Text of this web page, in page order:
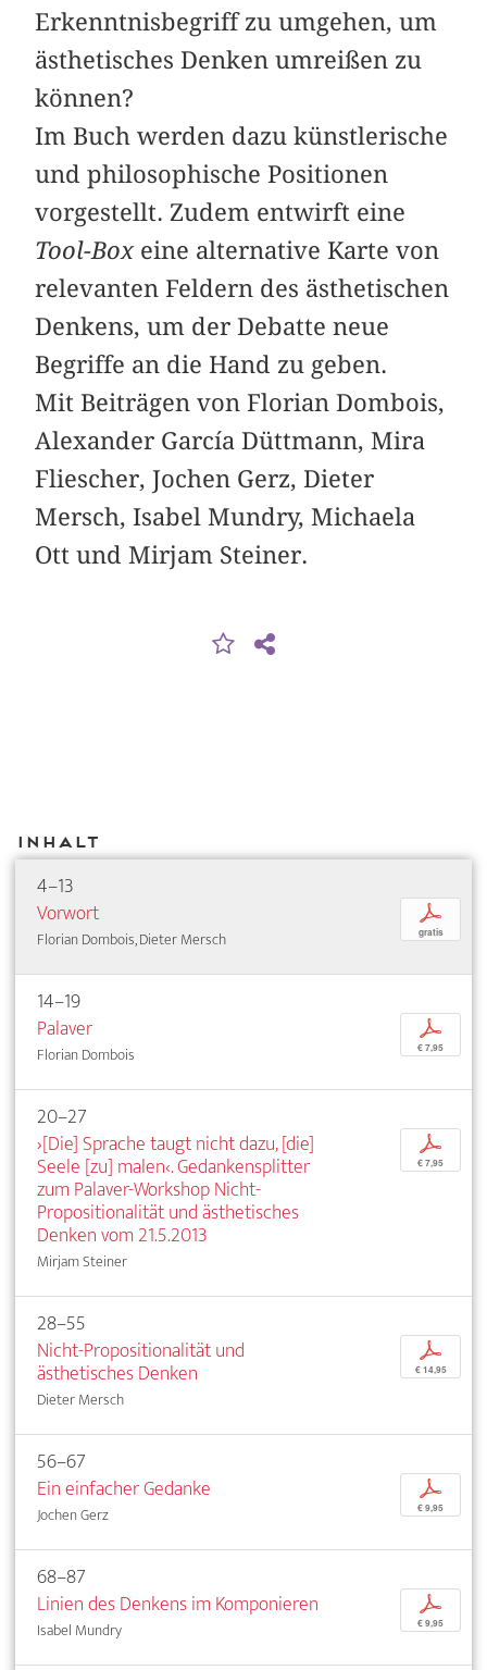
Erkenntnisbegriff zu umgehen, um
ästhetisches Denken umreißen zu
können?
Im Buch werden dazu künstlerische
und philosophische Positionen
vorgestellt. Zudem entwirft eine
Tool-Box eine alternative Karte von
relevanten Feldern des ästhetischen
Denkens, um der Debatte neue
Begriffe an die Hand zu geben.
Mit Beiträgen von Florian Dombois,
Alexander García Düttmann, Mira
Fliescher, Jochen Gerz, Dieter
Mersch, Isabel Mundry, Michaela
Ott und Mirjam Steiner.
Inhalt
4–13
Vorwort
Florian Dombois, Dieter Mersch
p
gratis
14–19
Palaver
Florian Dombois
p
€ 7,95
20–27
›[Die] Sprache taugt nicht dazu, [die]
Seele [zu] malen‹. Gedankensplitter
zum Palaver-Workshop Nicht-
Propositionalität und ästhetisches
Denken vom 21.5.2013
Mirjam Steiner
p
€ 7,95
28–55
Nicht-Propositionalität und
ästhetisches Denken
Dieter Mersch
p
€ 14,95
56–67
Ein einfacher Gedanke
Jochen Gerz
p
€ 9,95
68–87
Linien des Denkens im Komponieren
Isabel Mundry
p
€ 9,95